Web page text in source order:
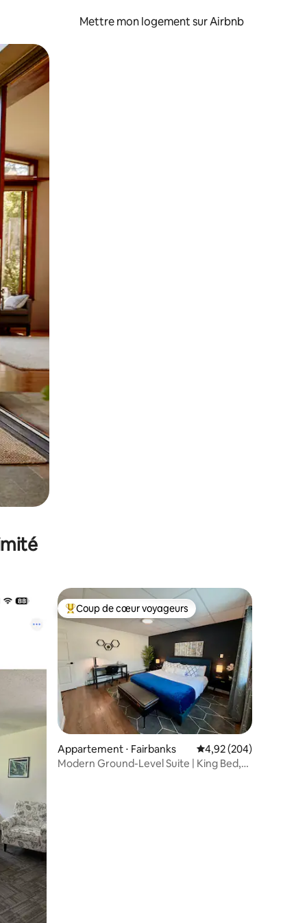
Mettre mon logement sur Airbnb
glisser.
: 4,91 sur 5
appréciés Coups de cœur voyageurs les plus appréciés
Coup de cœur voyageurs
Appartement ⋅ Fairbanks Évaluation moyenne
4,92 (204)
Modern Ground-Level Suite | King Bed,